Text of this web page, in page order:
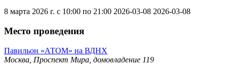
8 марта 2026 г. с 10:00 по 21:00 2026-03-08 2026-03-08
Место проведения
Павильон «АТОМ» на ВДНХ
Москва, Проспект Мира, домовладение 119